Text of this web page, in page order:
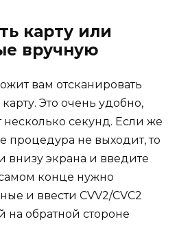
карту или
вручную
вам отсканировать
Это очень удобно,
несколько секунд. Если же
процедура не выходит, то
внизу экрана и введите
конце нужно
и ввести CVV2/CVC2
обратной стороне